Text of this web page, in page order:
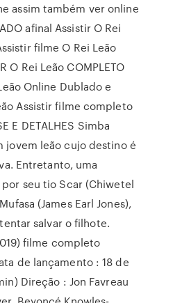
assim também ver online
afinal Assistir O Rei
filme O Rei Leão
O Rei Leão COMPLETO
Online Dublado e
Assistir filme completo
E DETALHES Simba
jovem leão cujo destino é
Entretanto, uma
seu tio Scar (Chiwetel
(James Earl Jones),
salvar o filhote.
filme completo
de lançamento : 18 de
Direção : Jon Favreau